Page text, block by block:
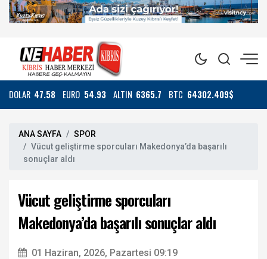
DOLAR 47.58 EURO 54.93 ALTIN 6365.7 BTC 64302.409$
ANA SAYFA
SPOR
Vücut geliştirme sporcuları Makedonya’da başarılı
sonuçlar aldı
Vücut geliştirme sporcuları
Makedonya’da başarılı sonuçlar aldı
01 Haziran, 2026, Pazartesi 09:19